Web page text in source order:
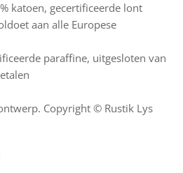
katoen, gecertificeerde lont
aan alle Europese
paraffine, uitgesloten van
Copyright © Rustik Lys